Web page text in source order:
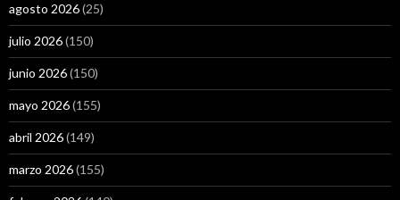
agosto 2026(25)
julio 2026(150)
junio 2026(150)
mayo 2026(155)
abril 2026(149)
marzo 2026(155)